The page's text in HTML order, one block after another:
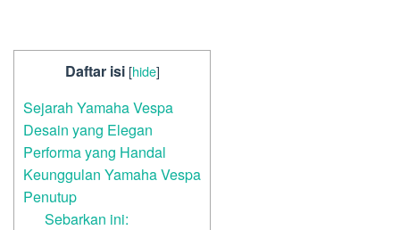
Daftar isi [hide]
Sejarah Yamaha Vespa
Desain yang Elegan
Performa yang Handal
Keunggulan Yamaha Vespa
Penutup
Sebarkan ini: